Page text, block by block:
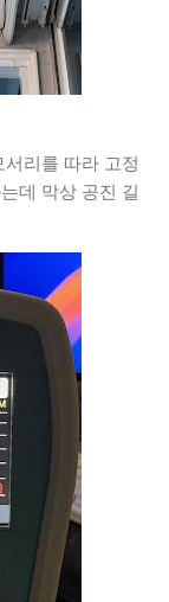
리를 따라 고정
데 막상 공진 길